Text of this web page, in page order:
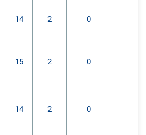
14 2 0
15 2 0
14 2 0